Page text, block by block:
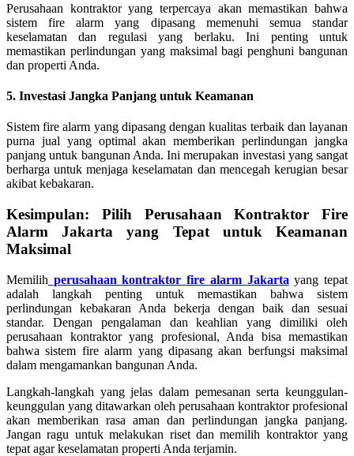
Perusahaan kontraktor yang terpercaya akan memastikan bahwa
sistem fire alarm yang dipasang memenuhi semua standar
keselamatan dan regulasi yang berlaku. Ini penting untuk
memastikan perlindungan yang maksimal bagi penghuni bangunan
dan properti Anda.
5. Investasi Jangka Panjang untuk Keamanan
Sistem fire alarm yang dipasang dengan kualitas terbaik dan layanan
purna jual yang optimal akan memberikan perlindungan jangka
panjang untuk bangunan Anda. Ini merupakan investasi yang sangat
berharga untuk menjaga keselamatan dan mencegah kerugian besar
akibat kebakaran.
Kesimpulan: Pilih Perusahaan Kontraktor Fire
Alarm Jakarta yang Tepat untuk Keamanan
Maksimal
Memilih perusahaan kontraktor fire alarm Jakarta yang tepat
adalah langkah penting untuk memastikan bahwa sistem
perlindungan kebakaran Anda bekerja dengan baik dan sesuai
standar. Dengan pengalaman dan keahlian yang dimiliki oleh
perusahaan kontraktor yang profesional, Anda bisa memastikan
bahwa sistem fire alarm yang dipasang akan berfungsi maksimal
dalam mengamankan bangunan Anda.
Langkah-langkah yang jelas dalam pemesanan serta keunggulan-
keunggulan yang ditawarkan oleh perusahaan kontraktor profesional
akan memberikan rasa aman dan perlindungan jangka panjang.
Jangan ragu untuk melakukan riset dan memilih kontraktor yang
tepat agar keselamatan properti Anda terjamin.